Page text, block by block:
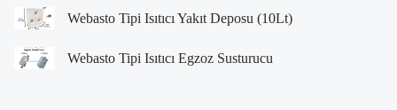
Webasto Tipi Isıtıcı Yakıt Deposu (10Lt)
Webasto Tipi Isıtıcı Egzoz Susturucu